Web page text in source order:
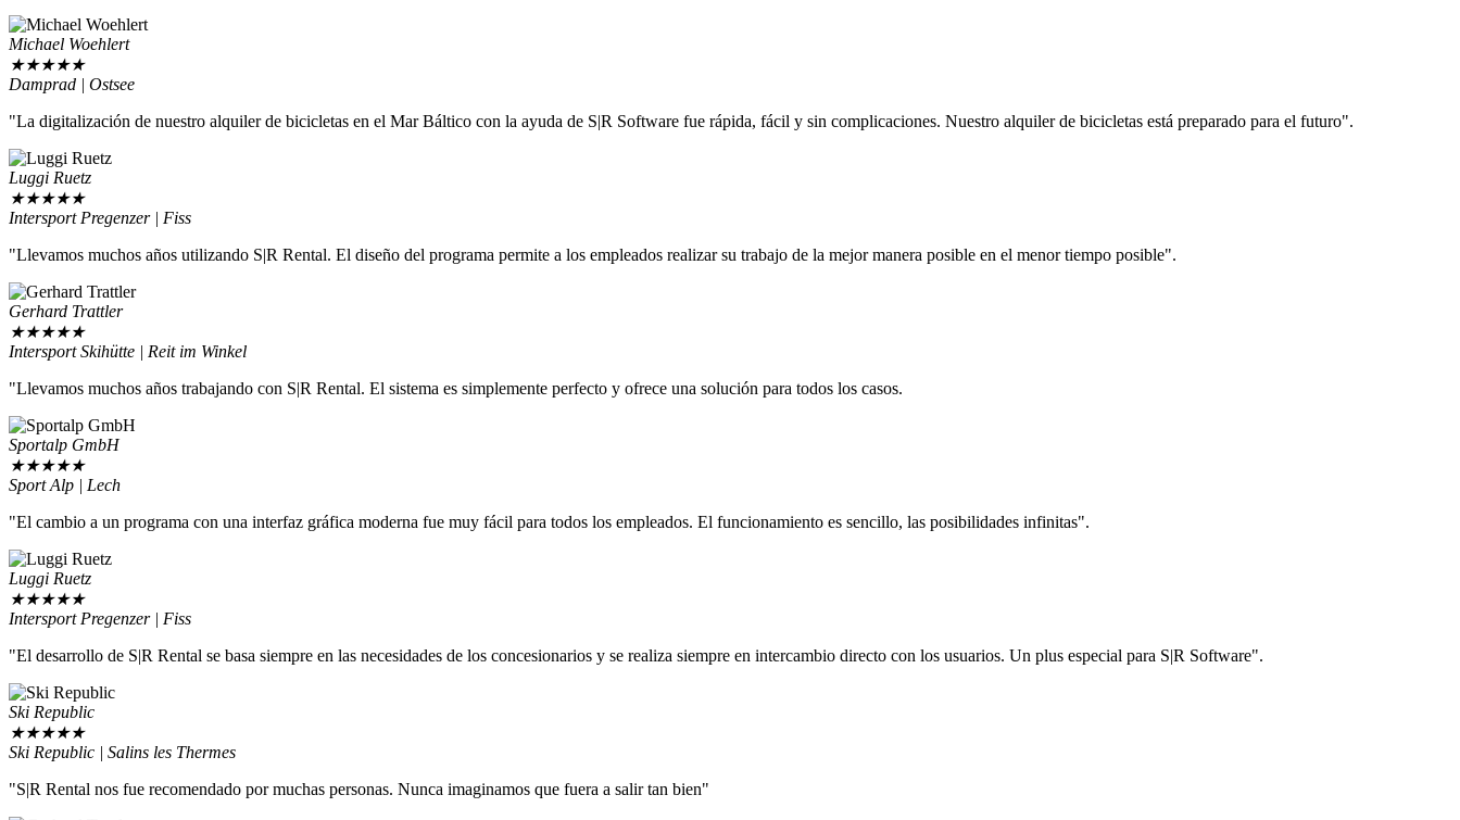
Michael Woehlert
★★★★★
Damprad | Ostsee
"La digitalización de nuestro alquiler de bicicletas en el Mar Báltico con la ayuda de S|R Software fue rápida, fácil y sin complicaciones. Nuestro alquiler de bicicletas está preparado para el futuro".
Luggi Ruetz
★★★★★
Intersport Pregenzer | Fiss
"Llevamos muchos años utilizando S|R Rental. El diseño del programa permite a los empleados realizar su trabajo de la mejor manera posible en el menor tiempo posible".
Gerhard Trattler
★★★★★
Intersport Skihütte | Reit im Winkel
"Llevamos muchos años trabajando con S|R Rental. El sistema es simplemente perfecto y ofrece una solución para todos los casos.
Sportalp GmbH
★★★★★
Sport Alp | Lech
"El cambio a un programa con una interfaz gráfica moderna fue muy fácil para todos los empleados. El funcionamiento es sencillo, las posibilidades infinitas".
Luggi Ruetz
★★★★★
Intersport Pregenzer | Fiss
"El desarrollo de S|R Rental se basa siempre en las necesidades de los concesionarios y se realiza siempre en intercambio directo con los usuarios. Un plus especial para S|R Software".
Ski Republic
★★★★★
Ski Republic | Salins les Thermes
"S|R Rental nos fue recomendado por muchas personas. Nunca imaginamos que fuera a salir tan bien"